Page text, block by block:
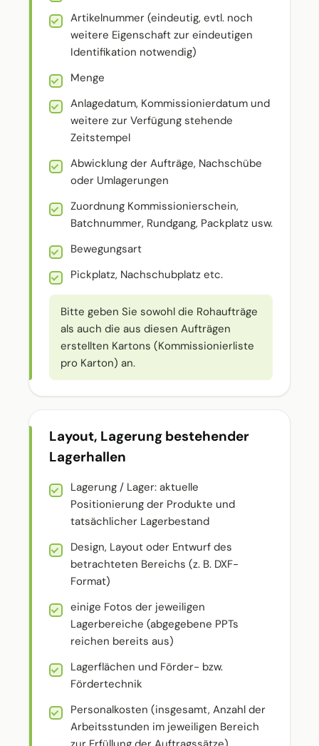
Artikelnummer (eindeutig, evtl. noch
weitere Eigenschaft zur eindeutigen
Identifikation notwendig)
Menge
Anlagedatum, Kommissionierdatum und
weitere zur Verfügung stehende
Zeitstempel
Abwicklung der Aufträge, Nachschübe
oder Umlagerungen
Zuordnung Kommissionierschein,
Batchnummer, Rundgang, Packplatz usw.
Bewegungsart
Pickplatz, Nachschubplatz etc.
Bitte geben Sie sowohl die Rohaufträge
als auch die aus diesen Aufträgen
erstellten Kartons (Kommissionierliste
pro Karton) an.
Layout, Lagerung bestehender
Lagerhallen
Lagerung / Lager: aktuelle
Positionierung der Produkte und
tatsächlicher Lagerbestand
Design, Layout oder Entwurf des
betrachteten Bereichs (z. B. DXF-
Format)
einige Fotos der jeweiligen
Lagerbereiche (abgegebene PPTs
reichen bereits aus)
Lagerflächen und Förder- bzw.
Fördertechnik
Personalkosten (insgesamt, Anzahl der
Arbeitsstunden im jeweiligen Bereich